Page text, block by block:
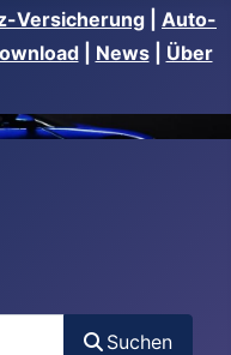
Versicherung
Auto-
| News| Über
Suchen